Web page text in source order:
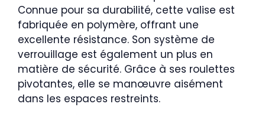
Connue pour sa durabilité, cette valise est
fabriquée en polymère, offrant une
excellente résistance. Son système de
verrouillage est également un plus en
matière de sécurité. Grâce à ses roulettes
pivotantes, elle se manœuvre aisément
dans les espaces restreints.